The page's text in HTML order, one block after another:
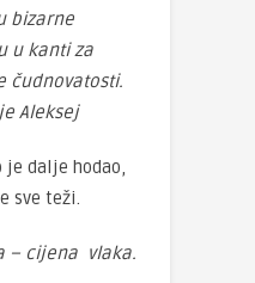
bizarne
u kanti za
čudnovatosti.
Aleksej
je dalje hodao,
sve teži.
– cijena vlaka.